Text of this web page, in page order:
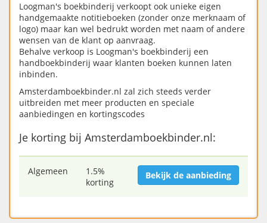
Loogman's boekbinderij verkoopt ook unieke eigen
handgemaakte notitieboeken (zonder onze merknaam of
logo) maar kan wel bedrukt worden met naam of andere
wensen van de klant op aanvraag.
Behalve verkoop is Loogman's boekbinderij een
handboekbinderij waar klanten boeken kunnen laten
inbinden.
Amsterdamboekbinder.nl zal zich steeds verder
uitbreiden met meer producten en speciale
aanbiedingen en kortingscodes
Je korting bij Amsterdamboekbinder.nl:
Algemeen
1.5%
korting
Bekijk de aanbieding